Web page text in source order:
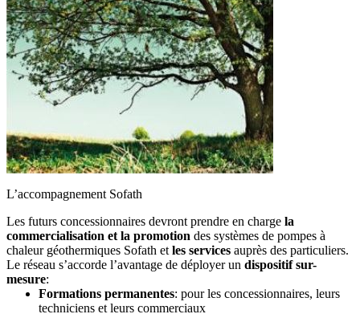
L’accompagnement Sofath
Les futurs concessionnaires devront prendre en charge la
commercialisation et la promotion des systèmes de pompes à
chaleur géothermiques Sofath et les services auprès des particuliers.
Le réseau s’accorde l’avantage de déployer un dispositif sur-
mesure:
Formations permanentes: pour les concessionnaires, leurs
techniciens et leurs commerciaux